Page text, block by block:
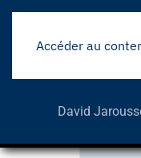
Accéder au
David
Panneau de gestion